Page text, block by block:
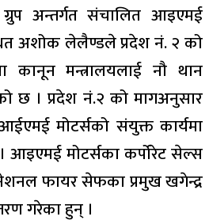
अन्तर्गत संचालित आइएमई
अशोक लेलैण्डले प्रदेश नं. २ को
कानून मन्त्रालयलाई नौ थान
छ । प्रदेश नं.२ को मागअनुसार
मोटर्सको संयुक्त कार्यमा
आइएमई मोटर्सका कर्पोरेट सेल्स
फायर सेफका प्रमुख खगेन्द्र
गरेका हुन् ।